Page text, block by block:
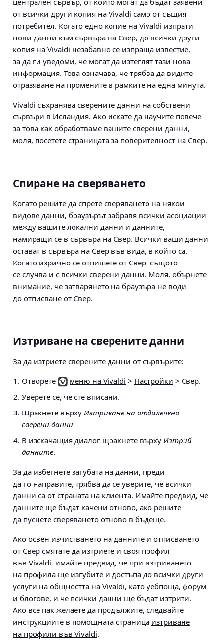
от всички други копия на Vivaldi само от същия
потребител. Когато едно копие на Vivaldi изпрати
нови данни към сървъра на Свер, до всички други
копия на Vivaldi незабавно се изпраща известие,
за да ги уведоми, че могат да изтеглят тази нова
информация. Това означава, че трябва да видите
отразяване на промените в рамките на една минута.
Vivaldi съхранява сверените данни на собствени
сървъри в Исландия. Ако искате да научите повече
за това как обработваме вашите сверени данни,
моля, посетете страницата за поверителност на Свер.
Спиране на сверяването
Когато решите да спрете сверяването на някои
видове данни, браузърът забравя всички асоциации
между вашите локални данни и данните,
намиращи се в сървъра на Свер. Всички ваши данни
остават в сървъра на Свер във вида, в който са.
Когато изрично се отпишете от Свер, същото
се случва и с всички сверени данни. Моля, обърнете
внимание, че затварянето на браузъра не води
до отписване от Свер.
Изтриване на сверените данни
За да изтриете сверените данни от сървърите:
Отворете
меню на Vivaldi > Настройки > Свер.
Уверете се, че сте вписани.
Щракнете върху Изтриване на отдалечено
сверени данни.
В изскачащия диалог щракнете върху Изтрий
данните.
За да избегнете загубата на данни, преди
да го направите, трябва да се уверите, че всички
данни са от страната на клиента. Имайте предвид, че
данните ще бъдат качени отново, ако решите
да пуснете сверяването отново в бъдеще.
Ако освен изчистването на данните и отписването
от Свер смятате да изтриете и своя профил
във Vivaldi, имайте предвид, че при изтриването
на профила ще изгубите и достъпа до всички други
услуги на общността на Vivaldi, като уебпоща, форум
и блогове, и че всички данни ще бъдат изтрити.
Ако все пак желаете да продължите, следвайте
инструкциите в помощната страница изтриване
на профили във Vivaldi.